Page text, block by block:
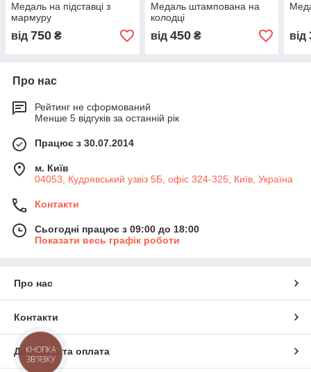
Медаль на підставці з
мармуру
від 750 ₴
Медаль штампована на
колодці
від 450₴ від
Про нас
Рейтинг не сформований
Менше 5 відгуків за останній рік
Працює з 30.07.2014
м. Київ
04053, Кудрявський узвіз 5Б, офіс 324-325, Київ, Україна
Контакти
Сьогодні працює з 09:00 до 18:00
Показати весь графік роботи
Про нас
Контакти
Доставка та оплата
КНОПКА
ЗВ'ЯЗКУ